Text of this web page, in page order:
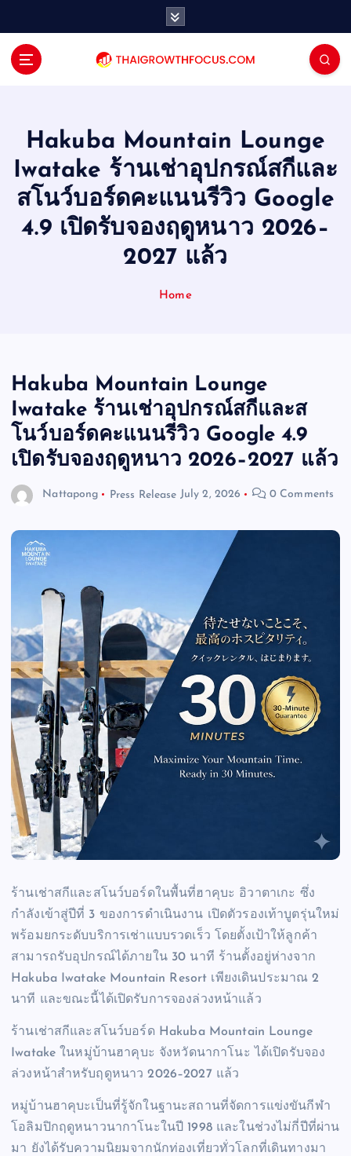
Hakuba Mountain Lounge
Iwatake ร้านเช่าอุปกรณ์สกีและ
สโนว์บอร์ดคะแนนรีวิว Google
4.9 เปิดรับจองฤดูหนาว 2026–
2027 แล้ว
Home
Hakuba Mountain Lounge
Iwatake ร้านเช่าอุปกรณ์สกีและส
โนว์บอร์ดคะแนนรีวิว Google 4.9
เปิดรับจองฤดูหนาว 2026–2027 แล้ว
Nattapong Press Release July 2, 2026 0 Comments
ร้านเช่าสกีและสโนว์บอร์ดในพื้นที่ฮาคุบะ อิวาตาเกะ ซึ่ง
กำลังเข้าสู่ปีที่ 3 ของการดำเนินงาน เปิดตัวรองเท้าบูตรุ่นใหม่
พร้อมยกระดับบริการเช่าแบบรวดเร็ว โดยตั้งเป้าให้ลูกค้า
สามารถรับอุปกรณ์ได้ภายใน 30 นาที ร้านตั้งอยู่ห่างจาก
Hakuba Iwatake Mountain Resort เพียงเดินประมาณ 2
นาที และขณะนี้ได้เปิดรับการจองล่วงหน้าแล้ว
ร้านเช่าสกีและสโนว์บอร์ด Hakuba Mountain Lounge
Iwatake ในหมู่บ้านฮาคุบะ จังหวัดนากาโนะ ได้เปิดรับจอง
ล่วงหน้าสำหรับฤดูหนาว 2026–2027 แล้ว
หมู่บ้านฮาคุบะเป็นที่รู้จักในฐานะสถานที่จัดการแข่งขันกีฬา
โอลิมปิกฤดูหนาวนากาโนะในปี 1998 และในช่วงไม่กี่ปีที่ผ่าน
มา ยังได้รับความนิยมจากนักท่องเที่ยวทั่วโลกที่เดินทางมา